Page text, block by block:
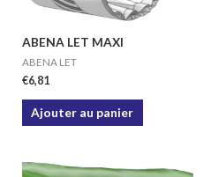
ABENA LET MAXI
ABENA LET
€6,81
Ajouter au panier